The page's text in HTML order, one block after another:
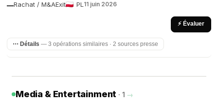
Rachat / M&A
— Exit PL 11 juin 2026
⚡ Évaluer
⋯ Détails — 3 opérations similaires · 2 sources presse
Media & Entertainment · 1 →